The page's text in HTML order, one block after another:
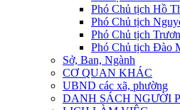
Phó Chủ tịch Hồ
Phó Chủ tịch
Phó Chủ tịch
Phó Chủ tịch Đào
Sở, Ban, Ngành
CƠ QUAN KHÁC
UBND các xã, phường
DANH SÁCH NGƯỜI